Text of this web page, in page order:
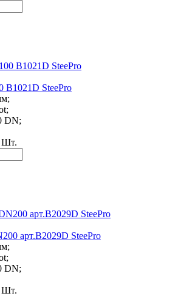
В1021D SteePro
DN;
Шт.
арт.В2029D SteePro
DN;
Шт.